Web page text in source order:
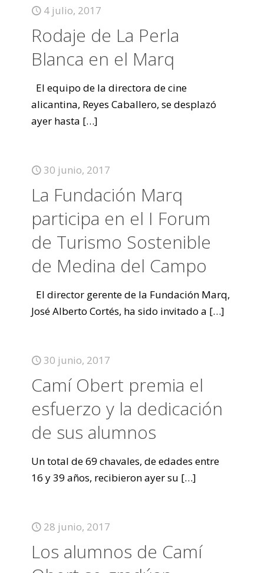
4 julio, 2017
Rodaje de La Perla
Blanca en el Marq
El equipo de la directora de cine
alicantina, Reyes Caballero, se desplazó
ayer hasta […]
30 junio, 2017
La Fundación Marq
participa en el I Forum
de Turismo Sostenible
de Medina del Campo
El director gerente de la Fundación Marq,
José Alberto Cortés, ha sido invitado a […]
30 junio, 2017
Camí Obert premia el
esfuerzo y la dedicación
de sus alumnos
Un total de 69 chavales, de edades entre
16 y 39 años, recibieron ayer su […]
28 junio, 2017
Los alumnos de Camí